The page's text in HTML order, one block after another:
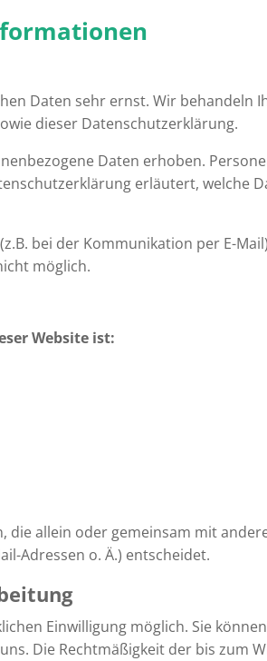
Daten sehr ernst. Wir behandeln
dieser Datenschutzerklärung.
Daten erhoben.
erläutert, welche
bei der Kommunikation per E-
möglich.
Website ist:
allein oder gemeinsam mit
Adressen o. Ä.) entscheidet.
Einwilligung möglich. Sie
Die Rechtmäßigkeit der bis zum